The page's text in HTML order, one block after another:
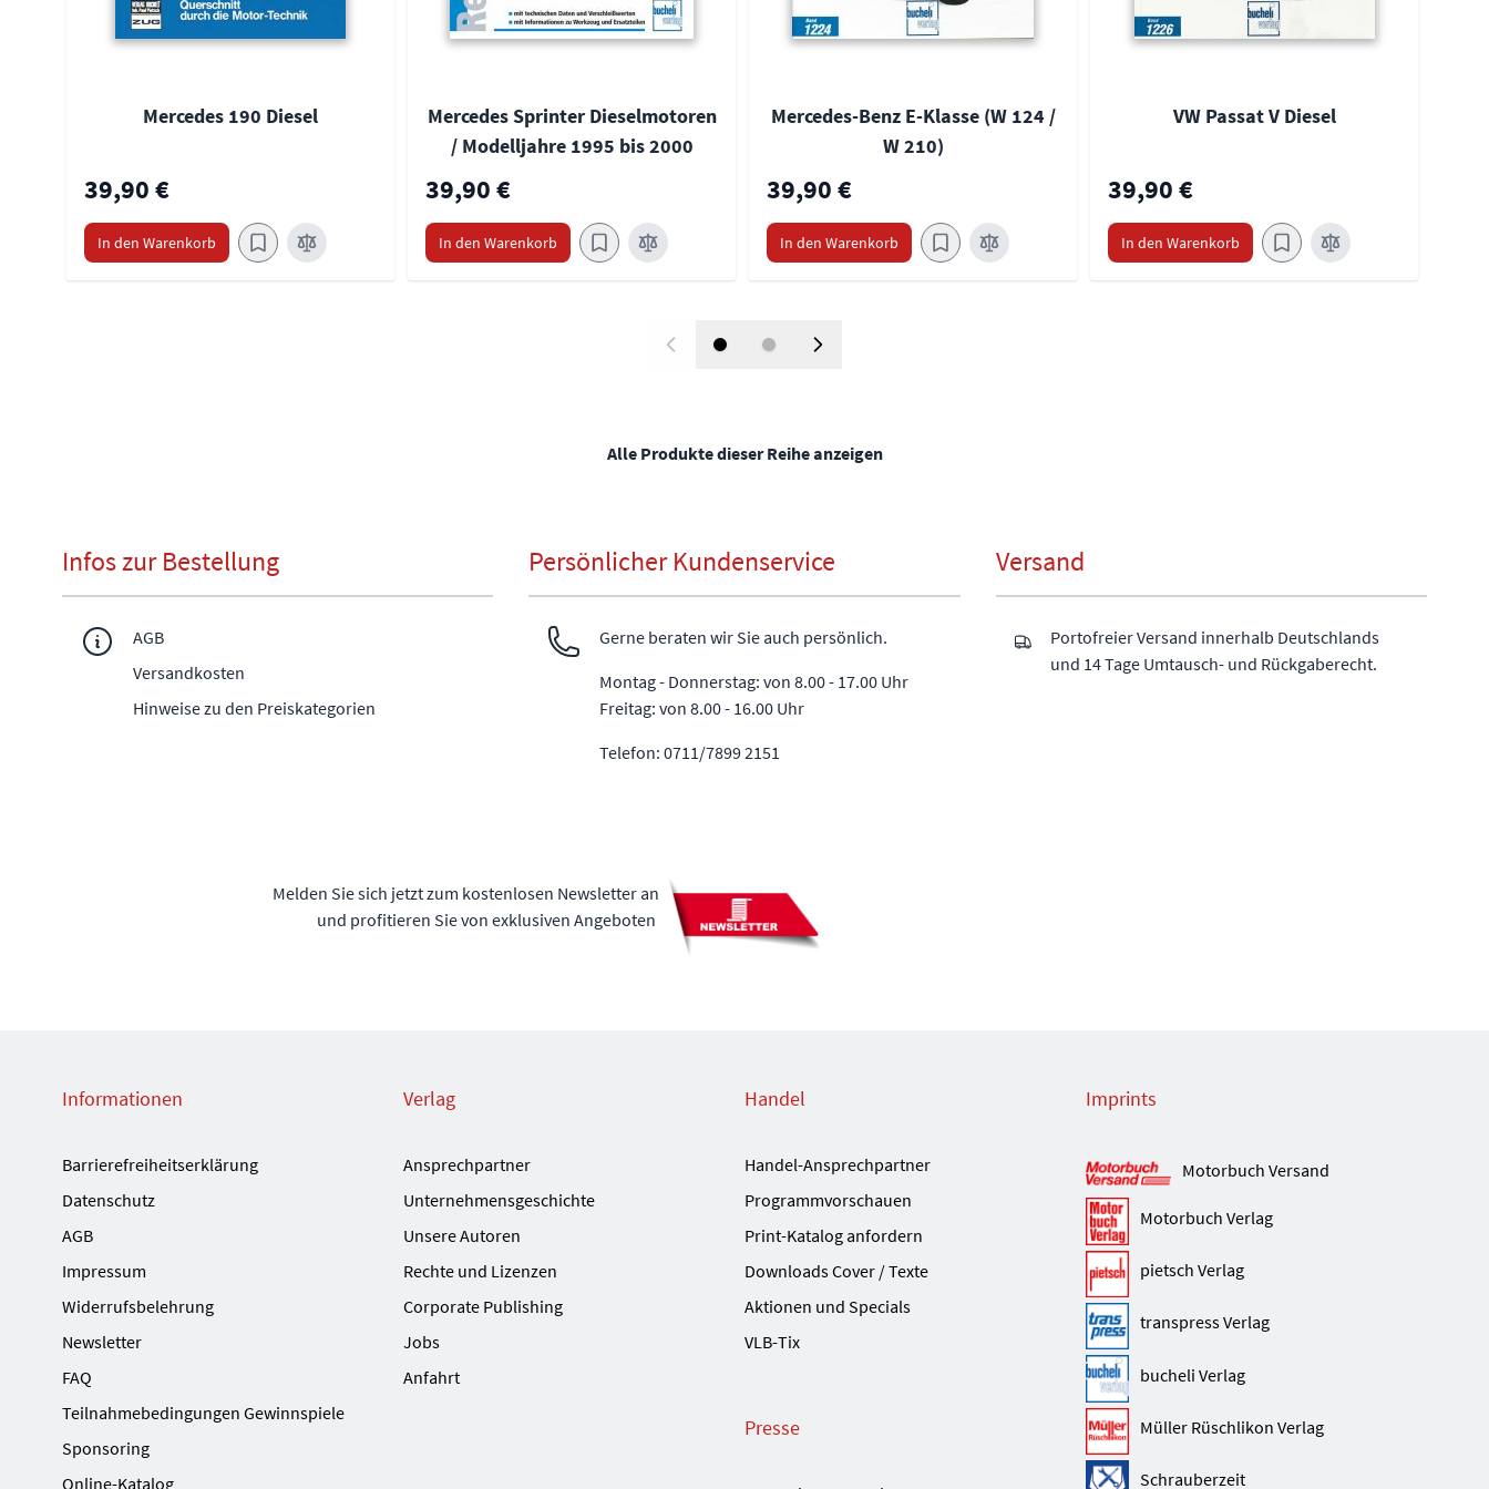
Mercedes 190 Diesel
39,90 €
In den Warenkorb
Mercedes Sprinter Dieselmotoren
/ Modelljahre 1995 bis 2000
39,90 €
In den Warenkorb
Mercedes-Benz E-Klasse (W 124 /
W 210)
39,90 €
In den Warenkorb
VW Passat V Diesel
39,90 €
In den Warenkorb
Alle Produkte dieser Reihe anzeigen
Infos zur Bestellung
AGB
Versandkosten
Hinweise zu den Preiskategorien
Persönlicher Kundenservice
Gerne beraten wir Sie auch persönlich.
Montag - Donnerstag: von 8.00 - 17.00 Uhr
Freitag: von 8.00 - 16.00 Uhr
Telefon: 0711/7899 2151
Versand
Portofreier Versand innerhalb Deutschlands
und 14 Tage Umtausch- und Rückgaberecht.
Melden Sie sich jetzt zum kostenlosen Newsletter an
und profitieren Sie von exklusiven Angeboten
Informationen
Barrierefreiheitserklärung
Datenschutz
AGB
Impressum
Widerrufsbelehrung
Newsletter
FAQ
Teilnahmebedingungen Gewinnspiele
Sponsoring
Online-Katalog
Verlag
Ansprechpartner
Unternehmensgeschichte
Unsere Autoren
Rechte und Lizenzen
Corporate Publishing
Jobs
Anfahrt
Handel
Handel-Ansprechpartner
Programmvorschauen
Print-Katalog anfordern
Downloads Cover / Texte
Aktionen und Specials
VLB-Tix
Presse
Imprints
Motorbuch Versand
Motorbuch Verlag
pietsch Verlag
transpress Verlag
bucheli Verlag
Müller Rüschlikon Verlag
Schrauberzeit